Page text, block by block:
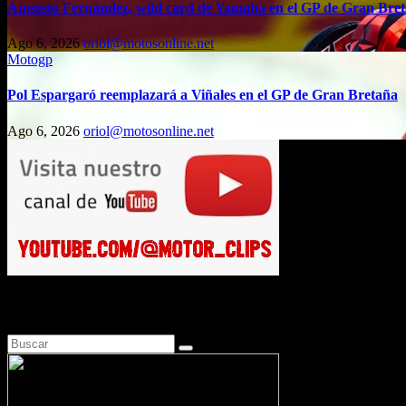
Augusto Fernández, wild card de Yamaha en el GP de Gran
Ago 6, 2026oriol@motosonline.net
Motogp
Pol Espargaró reemplazará a Viñales en el GP de Gran Bretaña
Ago 6, 2026 oriol@motosonline.net